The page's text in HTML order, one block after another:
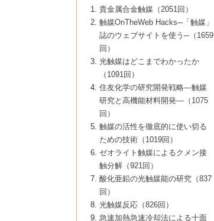
8号 高機能化ポリオレフィンに向けた重合
触媒の最近の進展
7号 持続可能社会実現のための触媒および
触媒関連技術
5号 若手会員による触媒研究の未来展望1：
企業編
6号 第102回触媒討論会
7号 触媒・化学反応における計算化学の進
8号 若手研究者による触媒研究の未来展望
2：大学・研究所編
5号 こんな物質，あんな物質―新たな触媒
の可能性―
7号 『結晶の化学』を活かした触媒研究
8号 イオン液体の応用
5号 水素製造・貯蔵のための触媒技術の新
しい展開
6号 第98回触媒討論会
7号 基礎化学品製造の触媒技術
8号 多機能型リアクター
4号 水分解用光触媒材料
5号 時間分解分光の進歩と応用
6号 第96回触媒討論会
8号 超臨界流体を用いた化学プロセスの新
2号 第93回触媒討論会
3号 特殊エネルギー場の触媒反応
4号 生体内における金属の触媒作用
5号 ファインケミカルズの展開に寄与する
6号 第94回触媒討論会
7号 サブナノレベルでみた新しい表面現象
8号 オレフィン重合触媒の新たな展
1号 なぜこの触媒が良いのか？
2号 第91回触媒討論会
3号 最近の自動車排ガス処理技術
4号 触媒研究の現状と将来─第90回触媒討論
5号 基礎化学品製造の触媒技術
6号 第92回触媒討論会
7号 基礎化学品製造の触媒技術
8号 資源の循環と触媒技術
▼44巻（2002年）
1号 高次制御された触媒の化学
2号 第89回触媒討論会
3号 触媒を利用した電気化学の新展開
4号 ナノ材料の調製と機能化
5号 こんな触媒が欲しい
6号 第90回触媒討論会
7号 触媒研究と学術雑誌/情報
8号 若い世代からみた触媒化学の現状と未
▼43巻（2001年）
1号 グリーンケミストリーと触媒
2号 第87回触媒討論会特集号
3号 生体触媒とバイオプロセス
4号 水素製造・利用の触媒化学
5号 触媒研究における新しい切り口：コン
ビナトリアルケミストリー
6号 第88回触媒討論会特集号
7号 企業における触媒研究のブレークスル
8号 この材料を触媒として使ってみません
▼42巻（2000年）
1号 触媒反応工学の明日を拓く
2号 第85回触媒討論会
3号 反応ダイナミクス
5号 触媒のおもしろさをどのように伝える
6号 第86回触媒討論会
7号 水素化精製触媒の新しい展開
8号 新しい反応性と機能性を目指した金属
クラスタ-化学
▼41巻（1999年）
1号 孔、穴、あな?-特異な空間とその利用-
2号 第83回触媒討論会
3号 均一系触媒反応最前線
4号 実用炭素材料の新展開
5号 研究の方法論を考える
7号 機能性金属材料と触媒
8号 触媒研究へのNMRの応用と展望
▼40巻（1998年）
進展と21世紀への提言/創立40周年記念・触
媒学会この10年の歩みとこれから/創立40周
2号 第81回触媒討論会
3号 計算機触媒化学へのさそい
4号 触媒劣化の制御と予測
5号 最新の実用プロセスと触媒
6号 第82回触媒討論会
1号 均一系と不均一系触媒反応-その特徴と
接点
2号 第79回触媒討論会
3号 最新NO除去触媒の実用化研究
4号 新しい反応場を目指した触媒調製
5号 反応・分離技術の新しい展開
6号 第80回触媒討論会
▼38巻（1996年）
1号 触媒の構造と触媒作用/C1化学を中心と
する21世紀への触媒
3号 オリンピックメダル:金・銀・銅はどん
な触媒作用を示すか
4号 触媒作用における機能の複合化
▼37巻（1995年）
1号 ファインケミカルズと固体触媒
2号 第75回触媒討論会
3号 希土類を利用した触媒
4号 触媒とリサイクル
5号 エネルギー変換触媒
▼36巻（1994年）
1号 電気化学と触媒
2号 第73回触媒討論会
3号 C4化学の展開
4号 《通常号》
▼35巻（1993年）
1号 工業触媒開発マニュアル―探索から工
業化まで
2号 第71回触媒討論会
▼34巻（1992年）
1号 インパクトを与えたこの研究
2号 第69回触媒討論会
▼33巻（1991年）
1号 触媒プロセス開発マニュアル―探索か
▼32巻（1990年）
貴金属合金触媒（2051回）
触媒OnTheWeb Hacks─「触媒」
誌のウェブサイトを使う─（1659
回）
光触媒はどこまでわかったか
（1091回）
住友化学の研究開発戦略―触媒
研究と高機能材料開発―（1075
回）
触媒の活性を徹底的に使い切る
ための技術（1019回）
ゼオライト触媒によるクメン接
触分解（921回）
酸化亜鉛の光触媒能の研究（837
回）
光触媒反応（826回）
急速加熱急速冷却法による十面